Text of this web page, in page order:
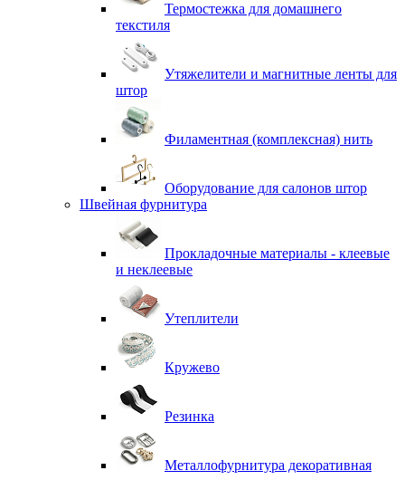
Термостежка для домашнего
текстиля
Утяжелители и магнитные ленты для
штор
Филаментная (комплексная) нить
Оборудование для салонов штор
Швейная фурнитура
Прокладочные материалы - клеевые
и неклеевые
Утеплители
Кружево
Резинка
Металлофурнитура декоративная